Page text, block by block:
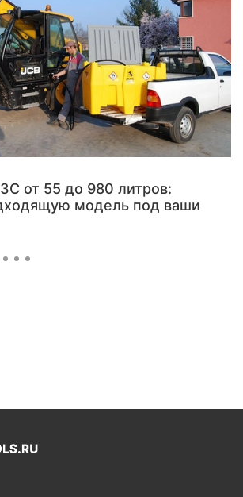
от 55 до 980 литров:
модель под ваши